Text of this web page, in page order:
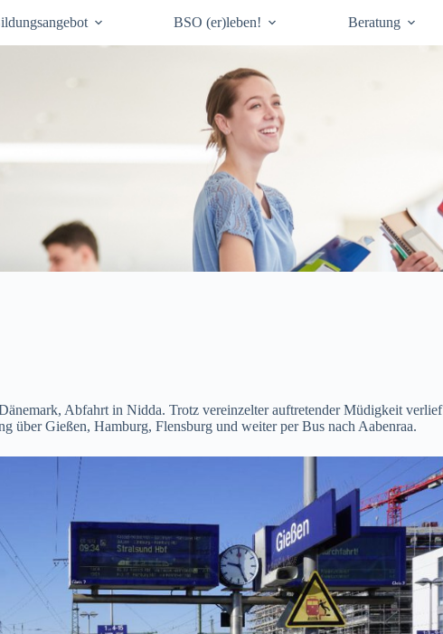
BSO (er)leben! Beratung
Abfahrt in Nidda. Trotz vereinzelter auftretender Müdigkeit verlief
über Gießen, Hamburg, Flensburg und weiter per Bus nach Aabenraa.